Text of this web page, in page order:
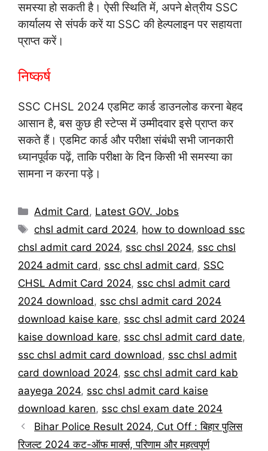
समस्या हो सकती है। ऐसी स्थिति में, अपने क्षेत्रीय SSC
कार्यालय से संपर्क करें या SSC की हेल्पलाइन पर सहायता
प्राप्त करें।
निष्कर्ष
SSC CHSL 2024 एडमिट कार्ड डाउनलोड करना बेहद
आसान है, बस कुछ ही स्टेप्स में उम्मीदवार इसे प्राप्त कर
सकते हैं। एडमिट कार्ड और परीक्षा संबंधी सभी जानकारी
ध्यानपूर्वक पढ़ें, ताकि परीक्षा के दिन किसी भी समस्या का
सामना न करना पड़े।
Categories
Admit Card , Latest GOV. Jobs
Tags
chsl admit card 2024, how to download ssc
chsl admit card 2024, ssc chsl 2024, ssc chsl
2024 admit card , ssc chsl admit card , SSC
CHSL Admit Card 2024, ssc chsl admit card
2024 download , ssc chsl admit card 2024
download kaise kare, ssc chsl admit card 2024
kaise download kare, ssc chsl admit card date,
ssc chsl admit card download , ssc chsl admit
card download 2024, ssc chsl admit card kab
aayega 2024, ssc chsl admit card kaise
download karen, ssc chsl exam date 2024
Bihar Police Result 2024, Cut Off : बिहार पुलिस
रिजल्ट 2024 कट-ऑफ मार्क्स, परिणाम और महत्वपूर्ण